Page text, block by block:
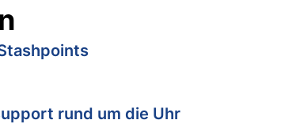
rund um die Uhr